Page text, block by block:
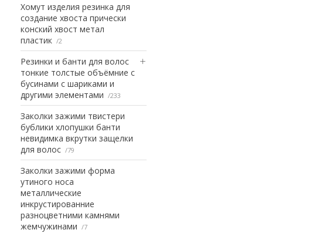
Хомут изделия резинка для
создание хвоста прически
конский хвост метал
пластик
2
Резинки и банти для волос
тонкие толстые объёмние с
бусинами с шариками и
другими элементами
233
Заколки зажими твистери
бублики хлопушки банти
невидимка вкрутки защелки
для волос
79
Заколки зажими форма
утиного носа
металлические
инкрустированние
разноцветними камнями
жемчужинами
7